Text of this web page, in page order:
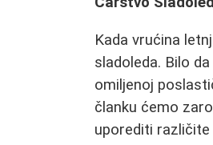
Kada vrućina
sladoleda. Bilo
omiljenoj
članku ćemo
uporediti